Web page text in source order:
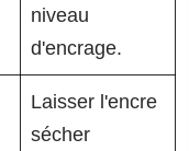
niveau
d'encrage.
Laisser l'encre
sécher